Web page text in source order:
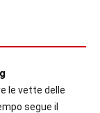
le vette delle
segue il